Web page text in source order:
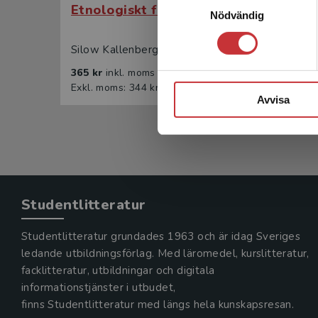
Nödvändig
Avvisa
Etnologiskt fältarbete
Silow Kallenberg, Kim m.fl. (red.)
365 kr inkl. moms
Exkl. moms: 344 kr
226
Exkl.
Studentlitteratur
Studentlitteratur grundades 1963 och är idag Sveriges
ledande utbildningsförlag. Med läromedel, kurslitteratur,
facklitteratur, utbildningar och digitala
informationstjänster i utbudet,
finns Studentlitteratur med längs hela kunskapsresan.